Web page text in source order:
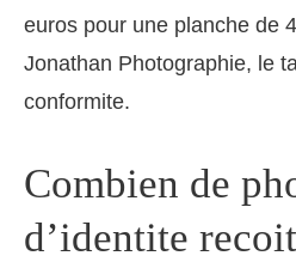
euros pour une planche de
Jonathan Photographie, le
conformite.
Combien de
d’identite